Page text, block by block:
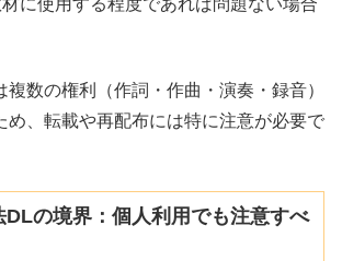
に使用する程度であれば問題ない場合
数の権利（作詞・作曲・演奏・録音）
め、転載や再配布には特に注意が必要で
DLの境界：個人利用でも注意すべ